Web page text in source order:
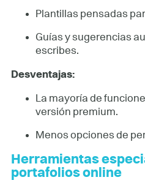
Plantillas pensadas
Guías y sugerencias
escribes.
Desventajas:
La mayoría de
versión premium.
Menos opciones de
Herramientas
portafolios online